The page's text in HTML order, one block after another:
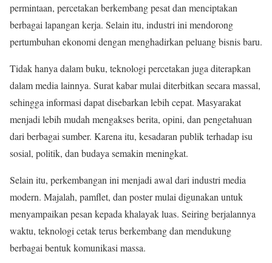
permintaan, percetakan berkembang pesat dan menciptakan
berbagai lapangan kerja. Selain itu, industri ini mendorong
pertumbuhan ekonomi dengan menghadirkan peluang bisnis baru.
Tidak hanya dalam buku, teknologi percetakan juga diterapkan
dalam media lainnya. Surat kabar mulai diterbitkan secara massal,
sehingga informasi dapat disebarkan lebih cepat. Masyarakat
menjadi lebih mudah mengakses berita, opini, dan pengetahuan
dari berbagai sumber. Karena itu, kesadaran publik terhadap isu
sosial, politik, dan budaya semakin meningkat.
Selain itu, perkembangan ini menjadi awal dari industri media
modern. Majalah, pamflet, dan poster mulai digunakan untuk
menyampaikan pesan kepada khalayak luas. Seiring berjalannya
waktu, teknologi cetak terus berkembang dan mendukung
berbagai bentuk komunikasi massa.